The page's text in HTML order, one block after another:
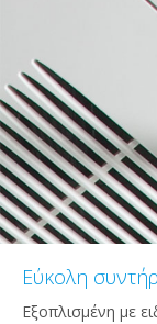
Εύκολη
Εξοπλισμένη με